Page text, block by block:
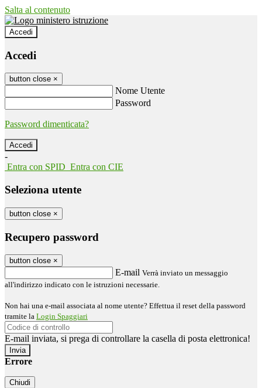
Salta al contenuto
Accedi
Accedi
button close ×
Nome Utente
Password
Password dimenticata?
-
Entra con SPID Entra con CIE
Seleziona utente
button close ×
Recupero password
button close ×
E-mail Verrà inviato un messaggio
all'indirizzo indicato con le istruzioni necessarie.
Non hai una e-mail associata al nome utente? Effettua il reset della password
tramite la Login Spaggiari
E-mail inviata, si prega di controllare la casella di posta elettronica!
Errore
Chiudi